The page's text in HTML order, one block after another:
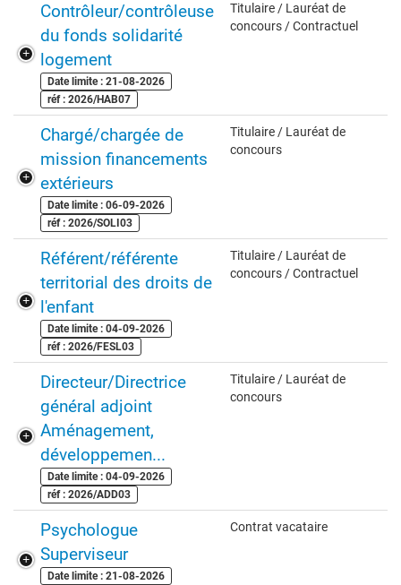
Contrôleur/contrôleuse
du fonds solidarité
logement
Date limite : 21-08-2026
réf : 2026/HAB07
Titulaire / Lauréat de
concours / Contractuel
Chargé/chargée de
mission financements
extérieurs
Date limite : 06-09-2026
réf : 2026/SOLI03
Titulaire / Lauréat de
concours
Référent/référente
territorial des droits de
l'enfant
Date limite : 04-09-2026
réf : 2026/FESL03
Titulaire / Lauréat de
concours / Contractuel
Directeur/Directrice
général adjoint
Aménagement,
développemen...
Date limite : 04-09-2026
réf : 2026/ADD03
Titulaire / Lauréat de
concours
Psychologue
Superviseur
Date limite : 21-08-2026
Contrat vacataire